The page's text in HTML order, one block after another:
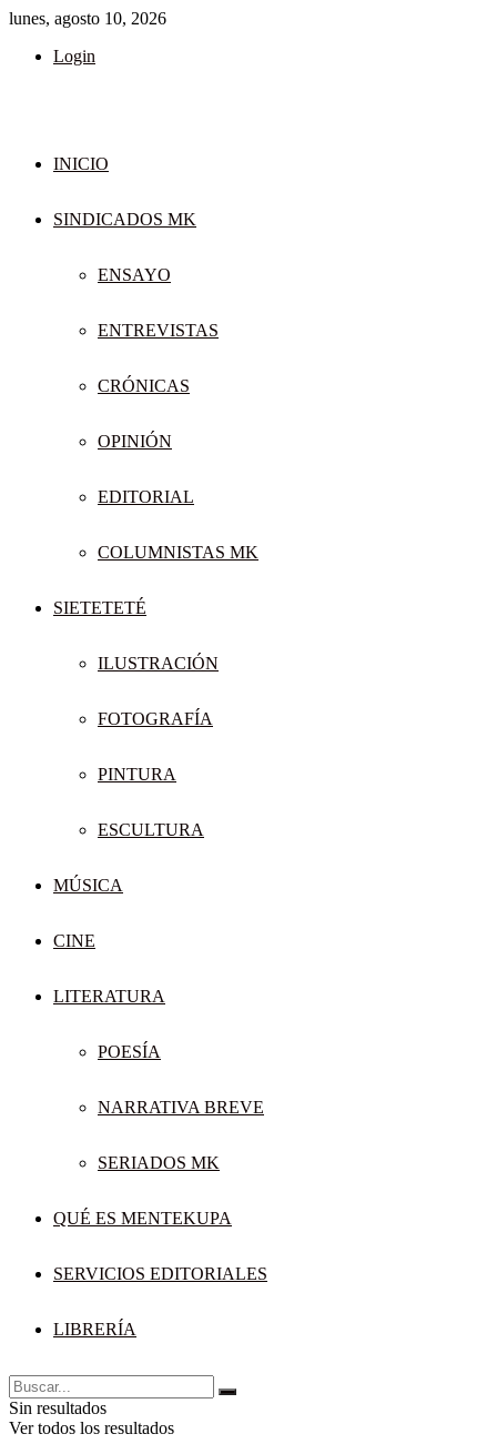
lunes, agosto 10, 2026
Login
INICIO
SINDICADOS MK
ENSAYO
ENTREVISTAS
CRÓNICAS
OPINIÓN
EDITORIAL
COLUMNISTAS MK
SIETETETÉ
ILUSTRACIÓN
FOTOGRAFÍA
PINTURA
ESCULTURA
MÚSICA
CINE
LITERATURA
POESÍA
NARRATIVA BREVE
SERIADOS MK
QUÉ ES MENTEKUPA
SERVICIOS EDITORIALES
LIBRERÍA
Sin resultados
Ver todos los resultados